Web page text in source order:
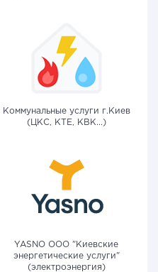
Коммунальные услуги г.Киев
(ЦКС, КТЕ, КВК...)
YASNO OOO "Киевские
энергетические услуги"
(электроэнергия)